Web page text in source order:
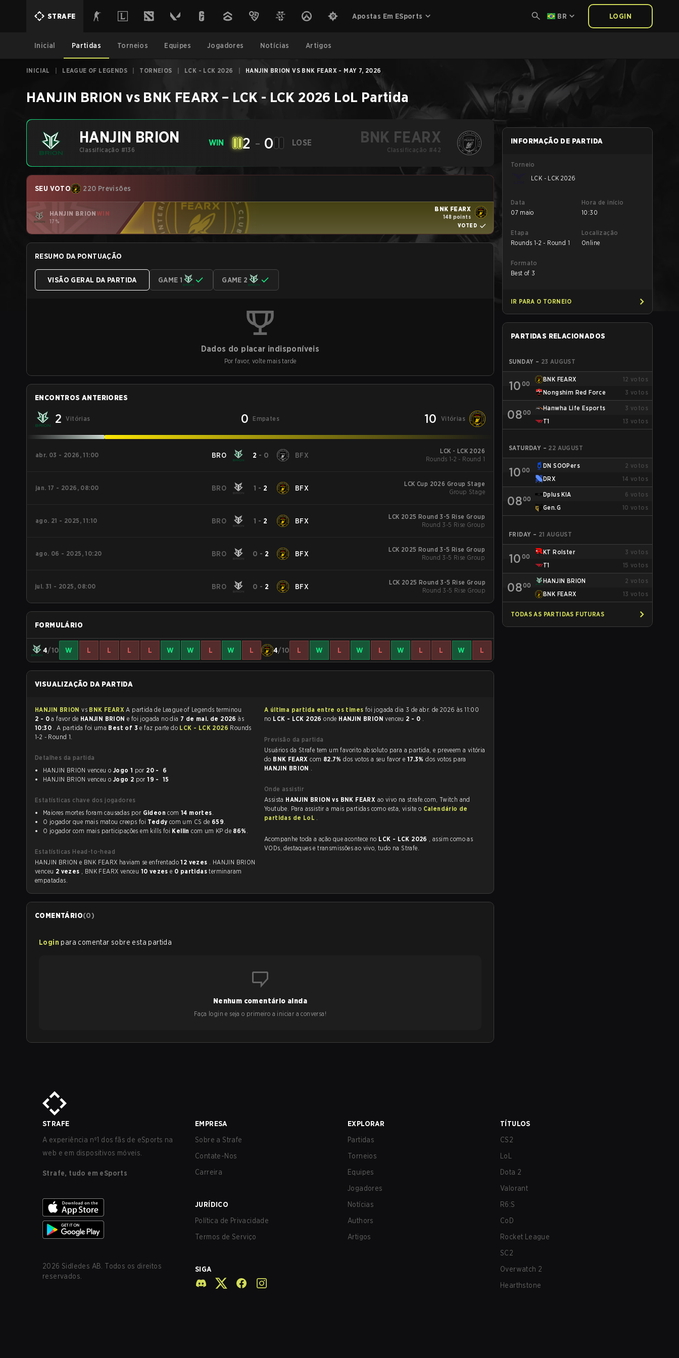
STRAFE Apostas Em ESports BR LOGIN
Inicial Partidas Torneios Equipes Jogadores Notícias Artigos
INICIAL LEAGUE OF LEGENDS TORNEIOS LCK - LCK 2026 HANJIN BRION VS BNK FEARX - MAY 7, 2026
HANJIN BRION vs BNK FEARX – LCK - LCK 2026 LoL Partida
HANJIN BRION
Classificação #136
WIN 2 - 0 LOSE BNK FEARX
Classificação #42
SEU VOTO 220 Previsões
HANJIN BRIONWIN
17%
BNK FEARX
148 points
VOTED
RESUMO DA PONTUAÇÃO
VISÃO GERAL DA PARTIDA GAME 1 GAME 2
Dados do placar indisponíveis
Por favor, volte mais tarde
ENCONTROS ANTERIORES
2 Vitórias 0 Empates 10 Vitórias
abr. 03 - 2026, 11:00 BRO 2 - 0 BFX
LCK - LCK 2026
Rounds 1-2 - Round 1
jan. 17 - 2026, 08:00 BRO 1 - 2 BFX
LCK Cup 2026 Group Stage
Group Stage
ago. 21 - 2025, 11:10 BRO 1 - 2 BFX
LCK 2025 Round 3-5 Rise Group
Round 3-5 Rise Group
ago. 06 - 2025, 10:20 BRO 0 - 2 BFX
LCK 2025 Round 3-5 Rise Group
Round 3-5 Rise Group
jul. 31 - 2025, 08:00 BRO 0 - 2 BFX
LCK 2025 Round 3-5 Rise Group
Round 3-5 Rise Group
FORMULÁRIO
4/10 W L L L L W W L W L 4/10 L W L W L W L L W L
VISUALIZAÇÃO DA PARTIDA
HANJIN BRIONvs BNK FEARX
A partida de League of Legends terminou
2 - 0 a favor de HANJIN BRION e foi jogada no dia 7 de mai. de 2026às
10:30 . A partida foi uma Best of 3e faz parte do LCK - LCK 2026 Rounds
1-2 - Round 1.
Detalhes da partida
HANJIN BRION venceu o Jogo 1 por
20 - 6
HANJIN BRION venceu o Jogo 2 por 19 - 15
Estatísticas chave dos jogadores
Maiores mortes foram causadas por Gideon com 14 mortes.
O jogador que mais matou creeps foi Teddy com um CS de 659.
O jogador com mais participações em kills foi Kellin com um KP de 86% .
Estatísticas Head-to-head
HANJIN BRION e BNK FEARX haviam se enfrentado12 vezes . HANJIN BRION
venceu 2 vezes , BNK FEARX venceu 10 vezese 0 partidasterminaram
empatadas.
A última partida entre os times
no LCK - LCK 2026onde HANJIN BRIONvenceu 2 - 0 .
Previsão da partida
Usuários da Strafe tem um favorito absoluto para a partida, e preveem a vitória
do BNK FEARXcom 82.7%dos votos a seu favor e 17.3%dos votos para
HANJIN BRION .
Onde assistir
Assista HANJIN BRION vs BNK FEARX ao vivo na strafe.com, Twitch and
Youtube. Para assistir a mais partidas como esta, visite o Calendário de
partidas de LoL .
Acompanhe toda a ação que acontece no LCK - LCK 2026 , assim como as
VODs, destaques e transmissões ao vivo, tudo na Strafe.
COMENTÁRIO(0)
Login para comentar sobre esta partida
Nenhum comentário ainda
Faça login e seja o primeiro a iniciar a conversa!
INFORMAÇÃO DE PARTIDA
Torneio
LCK - LCK 2026
Data
07 maio
Hora de início
10:30
Etapa
Rounds 1-2 - Round 1
Localização
Online
Formato
Best of 3
IR PARA O TORNEIO
PARTIDAS RELACIONADOS
SUNDAY – 23 AUGUST
10 00
BNK FEARX 12 votos
Nongshim Red Force
3 votos
0800
Hanwha Life Esports 3 votos
T1
13 votos
SATURDAY – 22 AUGUST
10 00
DN SOOPers 2 votos
DRX
14 votos
0800
Dplus KIA 6 votos
Gen.G
10 votos
FRIDAY – 21 AUGUST
10 00
KT Rolster 3 votos
T1
15 votos
0800
HANJIN BRION 2 votos
BNK FEARX
13 votos
TODAS AS PARTIDAS FUTURAS
STRAFE
A experiência nº1 dos fãs de eSports na
web e em dispositivos móveis.
Strafe, tudo em eSports
2026 Sidledes AB. Todos os direitos
reservados.
EMPRESA
Sobre a Strafe
Contate-Nos
Carreira
JURÍDICO
Política de Privacidade
Termos de Serviço
SIGA
EXPLORAR
Partidas
Torneios
Equipes
Jogadores
Notícias
Authors
Artigos
TÍTULOS
CS2
LoL
Dota 2
Valorant
R6:S
CoD
Rocket League
SC2
Overwatch 2
Hearthstone